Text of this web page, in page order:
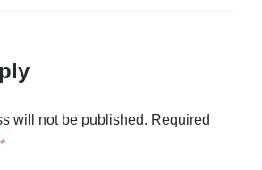
will not be published. Required
*